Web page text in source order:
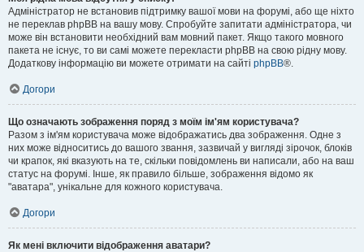
Адміністратор не встановив підтримку вашої мови на форумі, або ще ніхто
не переклав phpBB на вашу мову. Спробуйте запитати адміністратора, чи
може він встановити необхідний вам мовний пакет. Якщо такого мовного
пакета не існує, то ви самі можете перекласти phpBB на свою рідну мову.
Додаткову інформацію ви можете отримати на сайті phpBB®.
Догори
Що означають зображення поряд з моїм ім'ям користувача?
Разом з ім'ям користувача може відображатись два зображення. Одне з
них може відноситись до вашого звання, зазвичай у вигляді зірочок, блоків
чи крапок, які вказують на те, скільки повідомлень ви написали, або на ваш
статус на форумі. Інше, як правило більше, зображення відомо як
"аватара", унікальне для кожного користувача.
Догори
Як мені включити відображення аватари?